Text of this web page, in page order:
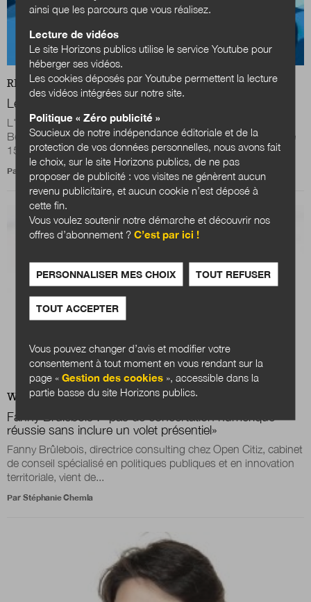
REVUE L'ACTUALITÉ VUE PAR...
Le budget participatif doit-il rentrer dans le rang ?
L'Institut Berger-Levrault, une structure interne du groupe
Berger-Levrault destinée à favoriser l’innovation, a organisé le
15 juin dernier une...
Par Véronique Forsse
WEB EXPERTISES
Fanny Brûlebois : «pas de concertation numérique
réussie sans inclure un volet présentiel»
Fanny Brûlebois, directrice consulting chez Open Citiz, cabinet
de conseil spécialisé en politiques publiques et en innovation
territoriale, vient de...
Par Stéphanie Chemla
ainsi que les parcours que vous réalisez.
Lecture de vidéos
Le site Horizons publics utilise le service Youtube pour
héberger ses vidéos.
Les cookies déposés par Youtube permettent la lecture
des vidéos intégrées sur notre site.
Politique « Zéro publicité »
Soucieux de notre indépendance éditoriale et de la
protection de vos données personnelles, nous avons fait
le choix, sur le site Horizons publics, de ne pas
proposer de publicité : vos visites ne génèrent aucun
revenu publicitaire, et aucun cookie n’est déposé à
cette fin.
Vous voulez soutenir notre démarche et découvrir nos
offres d’abonnement ?C’est par ici !
PERSONNALISER MES CHOIX TOUT REFUSER
TOUT ACCEPTER
Vous pouvez changer d’avis et modifier votre
consentement à tout moment en vous rendant sur la
page «Gestion des cookies », accessible dans la
partie basse du site Horizons publics.